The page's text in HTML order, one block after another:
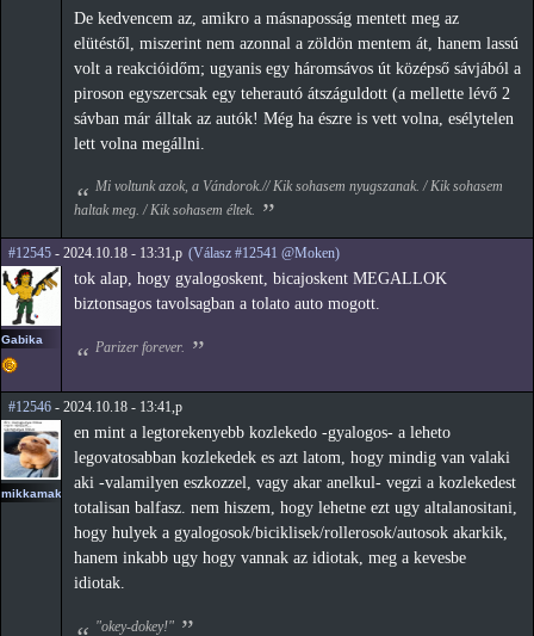
De kedvencem az, amikro a másnaposság mentett meg az
elütéstől, miszerint nem azonnal a zöldön mentem át, hanem lassú
volt a reakcióidőm; ugyanis egy háromsávos út középső sávjából a
piroson egyszercsak egy teherautó átszáguldott (a mellette lévő 2
sávban már álltak az autók! Még ha észre is vett volna, esélytelen
lett volna megállni.
Mi voltunk azok, a Vándorok.// Kik sohasem nyugszanak. / Kik sohasem
haltak meg. / Kik sohasem éltek.
#12545 - 2024.10.18 - 13:31,p (Válasz #12541 @Moken)
Gabika
tok alap, hogy gyalogoskent, bicajoskent MEGALLOK
biztonsagos tavolsagban a tolato auto mogott.
Parizer forever.
#12546 - 2024.10.18 - 13:41,p
mikkamakka
en mint a legtorekenyebb kozlekedo -gyalogos- a leheto
legovatosabban kozlekedek es azt latom, hogy mindig van valaki
aki -valamilyen eszkozzel, vagy akar anelkul- vegzi a kozlekedest
totalisan balfasz. nem hiszem, hogy lehetne ezt ugy altalanositani,
hogy hulyek a gyalogosok/biciklisek/rollerosok/autosok akarkik,
hanem inkabb ugy hogy vannak az idiotak, meg a kevesbe
idiotak.
"okey-dokey!"